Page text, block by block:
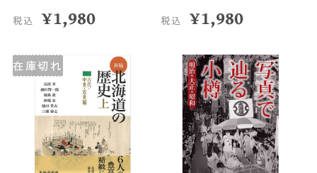
税込 ¥1,980 税込 ¥1,980
在庫切れ